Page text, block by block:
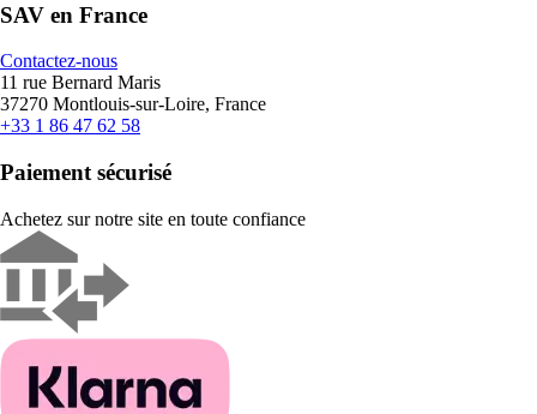
SAV en France
Contactez-nous
11 rue Bernard Maris
37270 Montlouis-sur-Loire, France
+33 1 86 47 62 58
Paiement sécurisé
Achetez sur notre site en toute confiance